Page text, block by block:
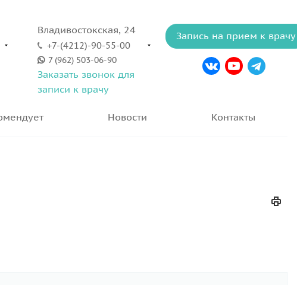
Запись на прием к врачу
Владивостокская, 24
+7-(4212)-90-55-00
7 (962) 503-06-90
Заказать звонок для
записи к врачу
Новости Контакты